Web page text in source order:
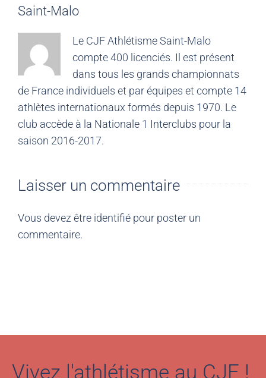
Saint-Malo
Le CJF Athlétisme Saint-Malo
compte 400 licenciés. Il est présent
dans tous les grands championnats
de France individuels et par équipes et compte 14
athlètes internationaux formés depuis 1970. Le
club accède à la Nationale 1 Interclubs pour la
saison 2016-2017.
Laisser un commentaire
Vous devez être identifié pour poster un
commentaire.
Vivez l'athlétisme au CJF !